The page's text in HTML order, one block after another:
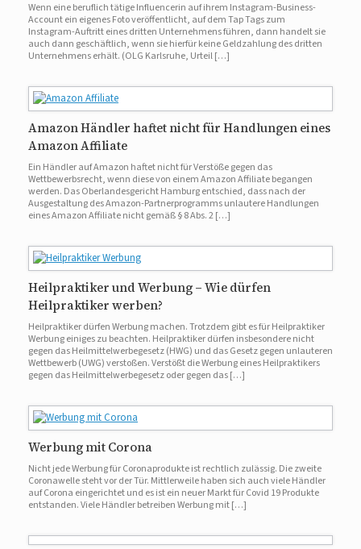
Wenn eine beruflich tätige Influencerin auf ihrem Instagram-Business-
Account ein eigenes Foto veröffentlicht, auf dem Tap Tags zum
Instagram-Auftritt eines dritten Unternehmens führen, dann handelt sie
auch dann geschäftlich, wenn sie hierfür keine Geldzahlung des dritten
Unternehmens erhält. (OLG Karlsruhe, Urteil […]
Amazon Händler haftet nicht für Handlungen eines
Amazon Affiliate
Ein Händler auf Amazon haftet nicht für Verstöße gegen das
Wettbewerbsrecht, wenn diese von einem Amazon Affiliate begangen
werden. Das Oberlandesgericht Hamburg entschied, dass nach der
Ausgestaltung des Amazon-Partnerprogramms unlautere Handlungen
eines Amazon Affiliate nicht gemäß § 8 Abs. 2 […]
Heilpraktiker und Werbung – Wie dürfen
Heilpraktiker werben?
Heilpraktiker dürfen Werbung machen. Trotzdem gibt es für Heilpraktiker
Werbung einiges zu beachten. Heilpraktiker dürfen insbesondere nicht
gegen das Heilmittelwerbegesetz (HWG) und das Gesetz gegen unlauteren
Wettbewerb (UWG) verstoßen. Verstößt die Werbung eines Heilpraktikers
gegen das Heilmittelwerbegesetz oder gegen das […]
Werbung mit Corona
Nicht jede Werbung für Coronaprodukte ist rechtlich zulässig. Die zweite
Coronawelle steht vor der Tür. Mittlerweile haben sich auch viele Händler
auf Corona eingerichtet und es ist ein neuer Markt für Covid 19 Produkte
entstanden. Viele Händler betreiben Werbung mit […]